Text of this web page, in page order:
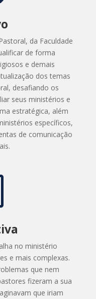
, da Faculdade
de forma
e demais
dos temas
, desafiando os
seus ministérios e
estratégica, além
específicos,
de comunicação
no ministério
e mais complexas.
que nem
fizeram a sua
que iriam